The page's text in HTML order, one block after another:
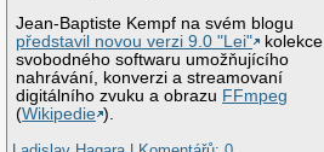
Jean-Baptiste Kempf na svém blogu
představil novou verzi 9.0 "Lei"
kolekce
svobodného softwaru umožňujícího
nahrávání, konverzi a streamovaní
digitálního zvuku a obrazu FFmpeg
(Wikipedie ).